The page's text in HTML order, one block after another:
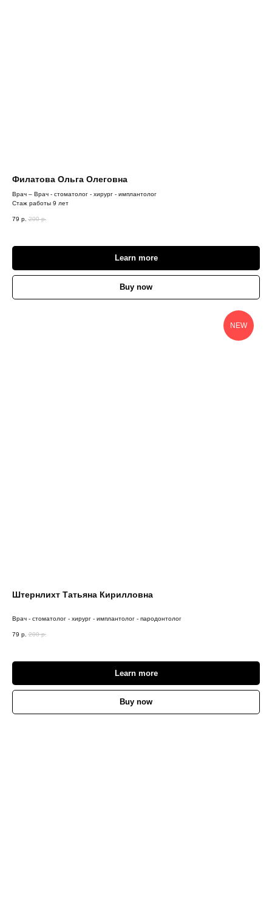
Филатова Ольга Олеговна
Врач – Врач - стоматолог - хирург - имплантолог
Стаж работы 9 лет
79 р. 200 р.
Learn more
Buy now
NEW
Штернлихт Татьяна Кирилловна
Врач - стоматолог - хирург - имплантолог - пародонтолог
79 р. 200 р.
Learn more
Buy now